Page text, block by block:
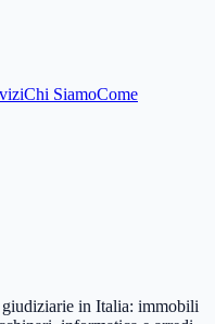
Chi SiamoCome
in Italia: immobili